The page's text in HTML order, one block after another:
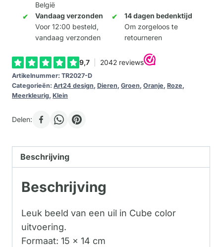
aantal
België
Vandaag verzonden
Voor 12:00 besteld,
vandaag verzonden
14 dagen bedenktijd
Om zorgeloos te
retourneren
Artikelnummer: TR2027-D
Categorieën: Art24 design, Dieren, Groen, Oranje, Roze,
Meerkleurig, Klein
Delen:
Beschrijving
Beschrijving
Leuk beeld van een uil in Cube color
uitvoering.
Formaat: 15 x 14 cm